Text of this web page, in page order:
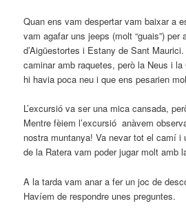
Quan ens vam despertar vam baixar a
vam agafar uns jeeps (molt “guais”) per
d’Aigüestortes i Estany de Sant
caminar amb raquetes, però la Neus i
hi havia poca neu i que ens pesarien
L’excursió va ser una mica cansada,
Mentre fèiem l’excursió anàvem
nostra muntanya! Va nevar tot el camí i
de la Ratera vam poder jugar molt amb
A la tarda vam anar a fer un joc de
Havíem de respondre unes preguntes.